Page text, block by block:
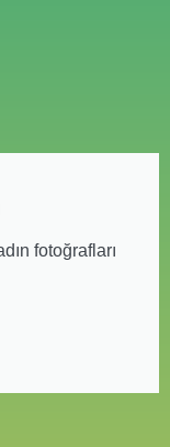
fotoğrafları